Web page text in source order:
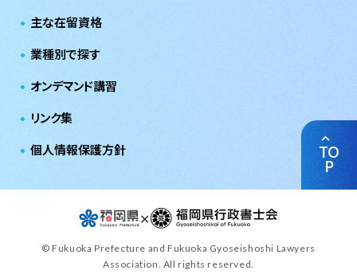
TO
P
主な在留資格
業種別で探す
オンデマンド講習
リンク集
個人情報保護方針
✕
© Fukuoka Prefecture and Fukuoka Gyoseishoshi Lawyers
Association. All rights reserved.